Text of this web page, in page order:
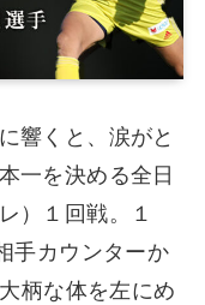
響くと、涙がと
一を決める全日
）１回戦。１
手カウンターか
柄な体を左にめ